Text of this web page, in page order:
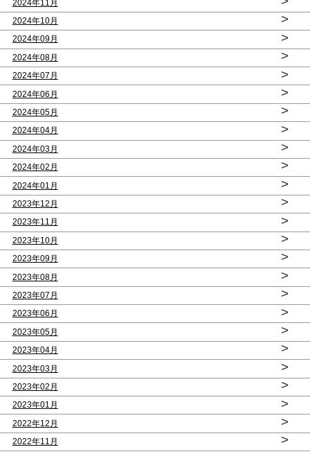
2024年11月
2024年10月 >
2024年09月 >
2024年08月 >
2024年07月 >
2024年06月 >
2024年05月 >
2024年04月 >
2024年03月 >
2024年02月 >
2024年01月 >
2023年12月 >
2023年11月 >
2023年10月 >
2023年09月 >
2023年08月 >
2023年07月 >
2023年06月 >
2023年05月 >
2023年04月 >
2023年03月 >
2023年02月 >
2023年01月 >
2022年12月 >
2022年11月
>